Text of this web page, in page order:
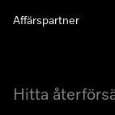
Hitta
Affärspartner